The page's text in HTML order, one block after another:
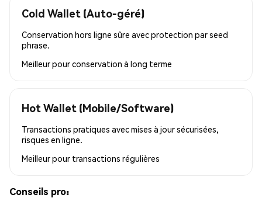
Cold Wallet (Auto-géré)
Conservation hors ligne sûre avec protection par seed
phrase.
Meilleur pourconservation à long terme
Hot Wallet (Mobile/Software)
Transactions pratiques avec mises à jour sécurisées,
risques en ligne.
Meilleur pour transactions régulières
Conseils pro: